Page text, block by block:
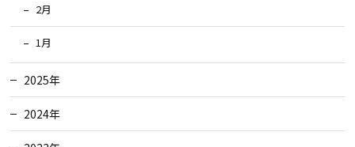
2月
1月
2025年
2024年